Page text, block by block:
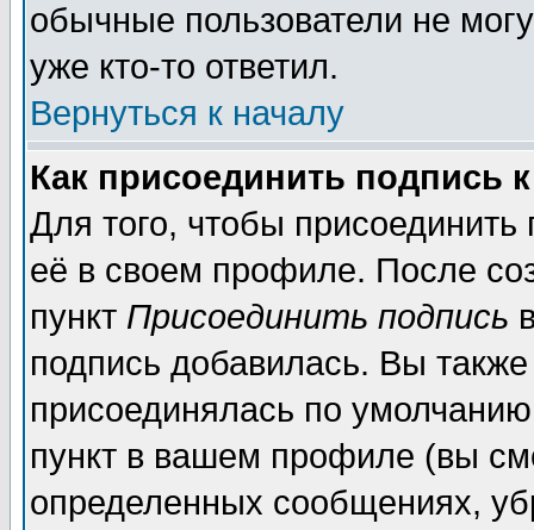
обычные пользователи не
уже кто-то ответил.
Вернуться к началу
Как присоединить подпись
Для того, чтобы
её в своем профиле. После
пункт Присоединить подпись
подпись добавилась. Вы
присоединялась по
пункт в вашем профиле (вы
определенных сообщениях,